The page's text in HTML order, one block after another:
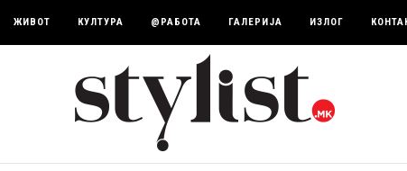
ЖИВОТ КУЛТУРА @РАБОТА ГАЛЕРИЈА ИЗЛОГ